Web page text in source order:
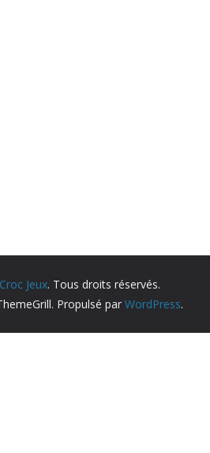
Croc Jeux. Tous droits réservés.
Propulsé par WordPress.